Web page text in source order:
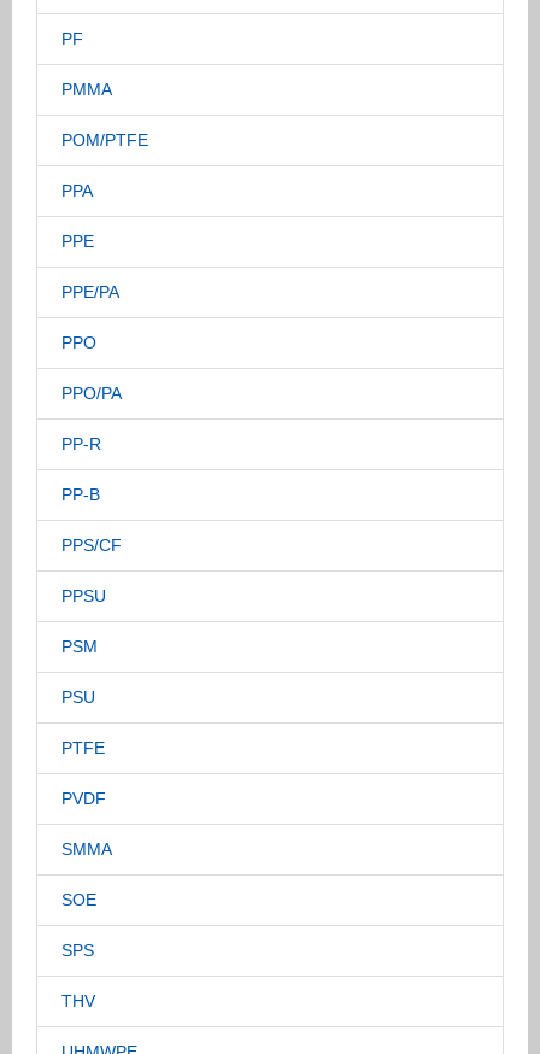
PF
PMMA
POM/PTFE
PPA
PPE
PPE/PA
PPO
PPO/PA
PP-R
PP-B
PPS/CF
PPSU
PSM
PSU
PTFE
PVDF
SMMA
SOE
SPS
THV